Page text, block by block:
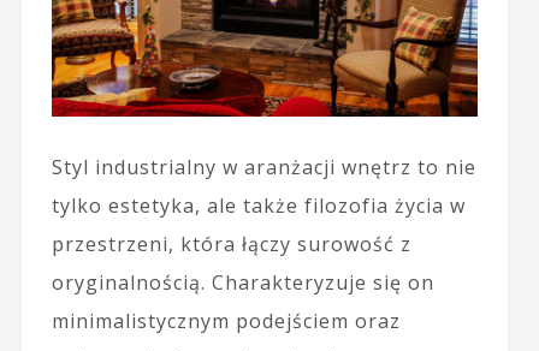
Styl industrialny w aranżacji wnętrz to nie
tylko estetyka, ale także filozofia życia w
przestrzeni, która łączy surowość z
oryginalnością. Charakteryzuje się on
minimalistycznym podejściem oraz